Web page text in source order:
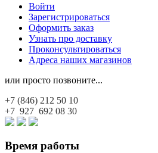
Войти
Зарегистрироваться
Оформить заказ
Узнать про доставку
Проконсультироваться
Адреса наших магазинов
или просто позвоните...
+7 (846) 212 50 10
+7 927 692 08 30
Время работы